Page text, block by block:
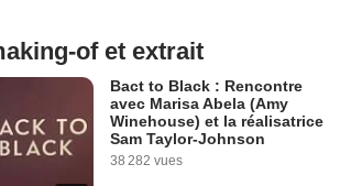
of et extrait
Bact to Black : Rencontre
avec Marisa Abela (Amy
Winehouse) et la réalisatrice
Sam Taylor-Johnson
38 282 vues